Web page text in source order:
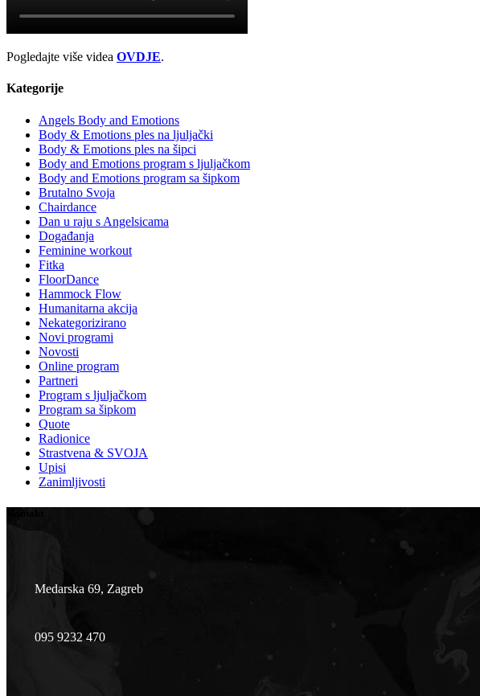
Pogledajte više videa OVDJE.
Kategorije
Angels Body and Emotions
Body & Emotions ples na ljuljački
Body & Emotions ples na šipci
Body and Emotions program s ljuljačkom
Body and Emotions program sa šipkom
Brutalno Svoja
Chairdance
Dan u raju s Angelsicama
Događanja
Feminine workout
Fitka
FloorDance
Hammock Flow
Humanitarna akcija
Nekategorizirano
Novi programi
Novosti
Online program
Partneri
Program s ljuljačkom
Program sa šipkom
Quote
Radionice
Strastvena & SVOJA
Upisi
Zanimljivosti
Medarska 69, Zagreb
095 9232 470